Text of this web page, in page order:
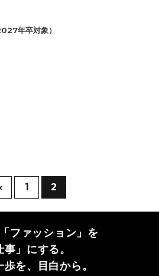
年卒対象）
1 2
ファッション」を
事」にする。
を、目白から。